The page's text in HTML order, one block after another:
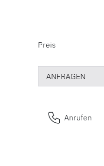
Preis
ANFRAGEN
Anrufen